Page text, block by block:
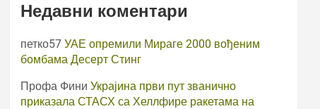
Недавни коментари
петко57 УАЕ опремили Мираге 2000 вођеним
бомбама Десерт Стинг
Профа Фини Украјина први пут званично
приказала СТАСХ са Хеллфире ракетама на